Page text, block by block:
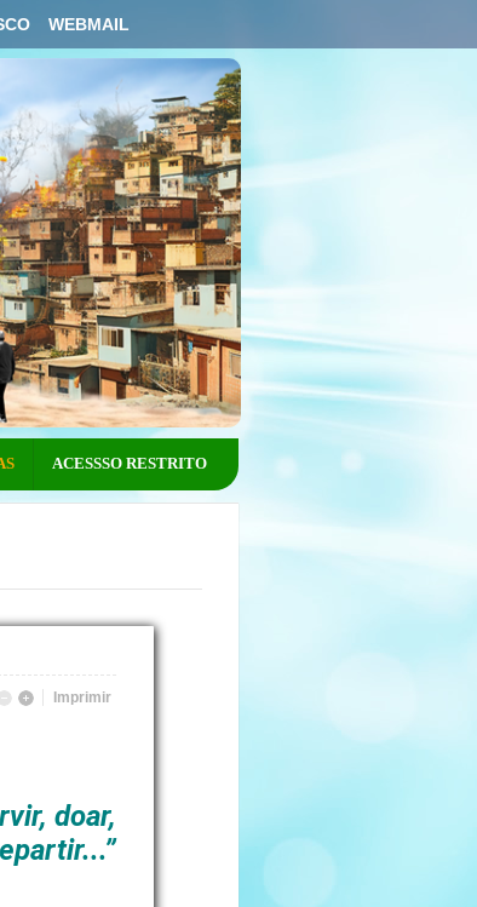
WEBMAIL
ACESSSO RESTRITO
Imprimir
doar,